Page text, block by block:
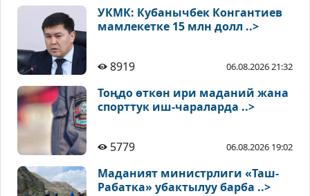
УКМК: Кубанычбек Конгантиев
мамлекетке 15 млн долл ..>
8919 06.08.2026 21:32
Тоңдо өткөн ири маданий жана
спорттук иш-чараларда ..>
5779 06.08.2026 19:02
Маданият министрлиги «Таш-
Рабатка» убактылуу барба ..>